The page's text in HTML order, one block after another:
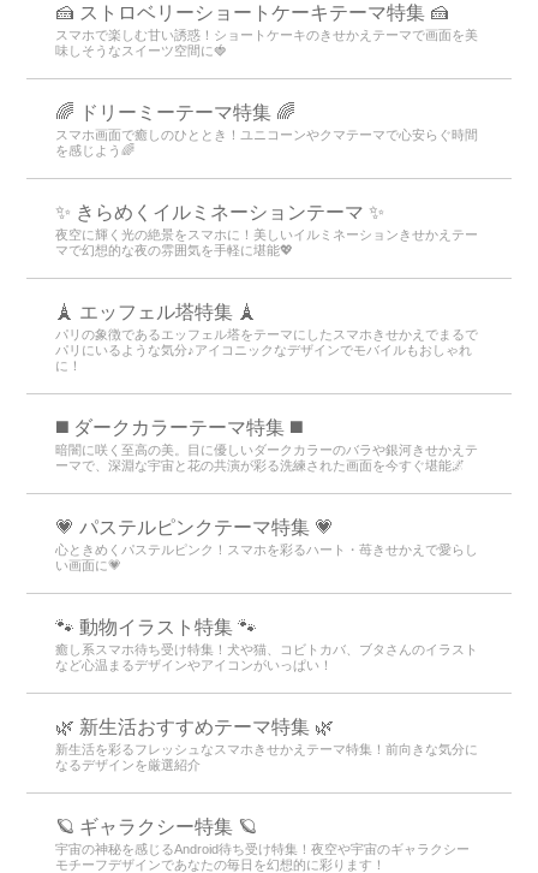
🍰 ストロベリーショートケーキテーマ特集 🍰
スマホで楽しむ甘い誘惑！ショートケーキのきせかえテーマで画面を美
味しそうなスイーツ空間に🍓
🌈 ドリーミーテーマ特集 🌈
スマホ画面で癒しのひととき！ユニコーンやクマテーマで心安らぐ時間
を感じよう🌈
✨️ きらめくイルミネーションテーマ ✨️
夜空に輝く光の絶景をスマホに！美しいイルミネーションきせかえテー
マで幻想的な夜の雰囲気を手軽に堪能💖
🗼 エッフェル塔特集 🗼
パリの象徴であるエッフェル塔をテーマにしたスマホきせかえでまるで
パリにいるような気分♪アイコニックなデザインでモバイルもおしゃれ
に！
️◼️ ダークカラーテーマ特集️ ◼️
暗闇に咲く至高の美。目に優しいダークカラーのバラや銀河きせかえテ
ーマで、深淵な宇宙と花の共演が彩る洗練された画面を今すぐ堪能🌌
💗 パステルピンクテーマ特集 💗
心ときめくパステルピンク！スマホを彩るハート・苺きせかえで愛らし
い画面に💗
🐾 動物イラスト特集 🐾
癒し系スマホ待ち受け特集！犬や猫、コビトカバ、ブタさんのイラスト
など心温まるデザインやアイコンがいっぱい！
🌿 新生活おすすめテーマ特集 🌿
新生活を彩るフレッシュなスマホきせかえテーマ特集！前向きな気分に
なるデザインを厳選紹介
🪐 ギャラクシー特集 🪐
宇宙の神秘を感じるAndroid待ち受け特集！夜空や宇宙のギャラクシー
モチーフデザインであなたの毎日を幻想的に彩ります！